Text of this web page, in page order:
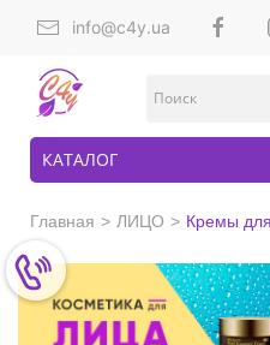
info@c4y.ua
КАТАЛОГ
Главная ЛИЦО Кремы